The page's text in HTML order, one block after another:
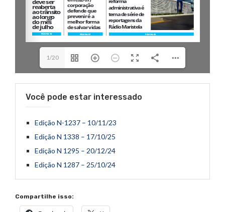
1/20
Você pode estar interessado
Edição N-1237 – 10/11/23
Edição N 1338 – 17/10/25
Edição N 1295 – 20/12/24
Edição N 1287 – 25/10/24
Compartilhe isso: